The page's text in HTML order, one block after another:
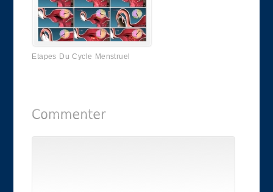
Etapes Du Cycle Menstruel